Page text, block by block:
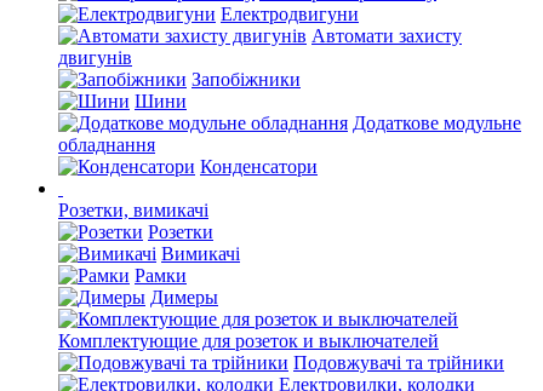
Електродвигуни
Автомати захисту
двигунів
Запобіжники
Шини
Додаткове модульне
обладнання
Конденсатори
Розетки, вимикачі
Розетки
Вимикачі
Рамки
Димеры
Комплектующие для розеток и выключателей
Подовжувачі та трійники
Електровилки, колодки